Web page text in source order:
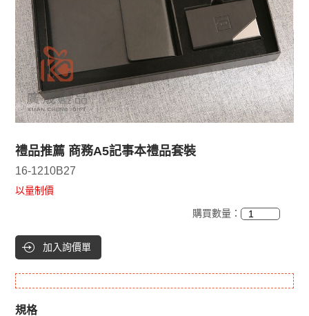
禮品推薦 商務A5記事本禮品套裝
16-1210B27
以量制價
購買數量：
加入詢價單
規格